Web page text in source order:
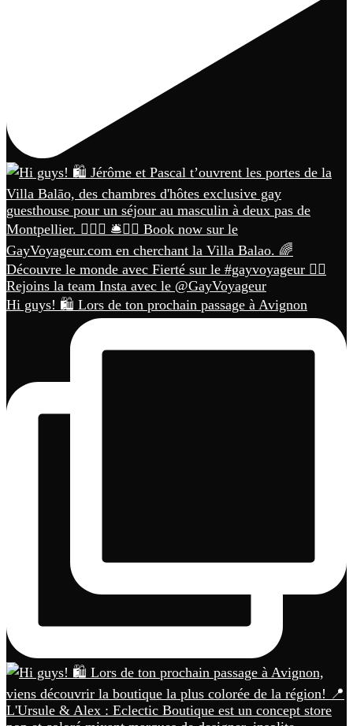
Hi guys! 🛍️ Lors de ton prochain passage à Avignon